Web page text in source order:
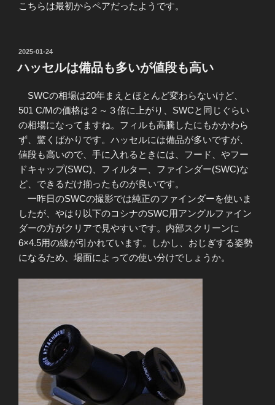
こちらは最初からペアだったようです。
投
日:
2025-01-24
ハッセルは備品も多いが値段も高い
SWCの相場は20年まえとほとんど変わらないけど、
501 C/Mの価格は２～３倍に上がり、SWCと同じぐらい
の相場になってますね。フィルも高騰したにもかかわら
ず、驚くばかりです。ハッセルには備品が多いですが、
値段も高いので、手に入れるときには、フード、やフー
ドキャップ(SWC)、フィルター、ファインダー(SWC)な
ど、できるだけ揃ったものが良いです。
一昨日のSWCの撮影では純正のファインダーを使いま
したが、やはり以下のコシナのSWC用アングルファイン
ダーの方がクリアで見やすいです。内部スクリーンに
6×4.5用の線が引かれています。しかし、おじぎする姿勢
になるため、場面によっての使い分けでしょうか。